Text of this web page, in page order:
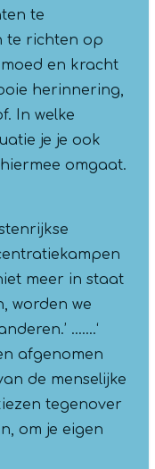
te
te richten op
en kracht
herinnering,
In welke
je je ook
omgaat.
meer in staat
worden we
….…‘
afgenomen
de menselijke
tegenover
om je eigen